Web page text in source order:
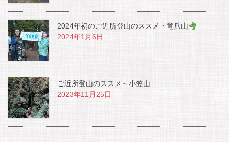
2024年初のご近所登山のススメ・竜爪山
2024年1月6日
ご近所登山のススメ～小笠山
2023年11月25日